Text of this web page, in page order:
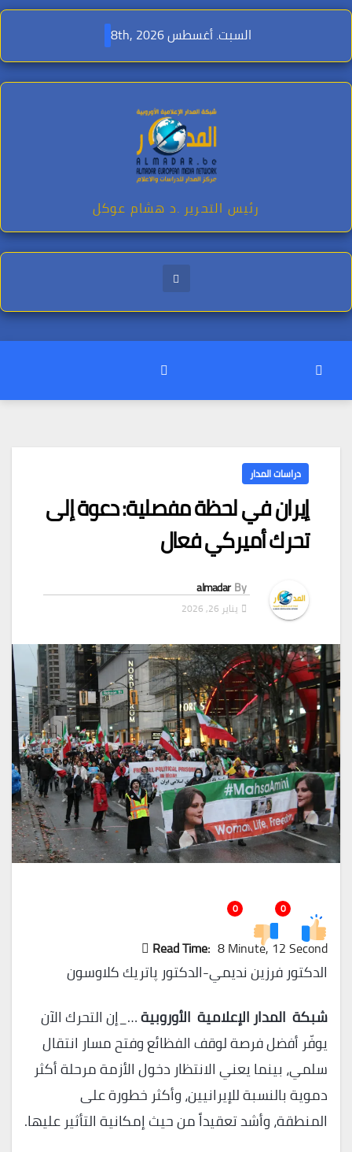
Skip
content
السبت. أغسطس 8th, 2026
رئيس التحرير .د هشام عوكل
دراسات المدار
إيران في لحظة مفصلية: دعوة إلى
تحرك أميركي فعال
By
almadar
يناير 26, 2026
0
0
Read Time: 8 Minute, 12 Second
الدكتور فرزين نديمي-الدكتور پاتريك كلاوسون
شبكة المدار الإعلامية الأوروبية…_إن التحرك الآن
يوفّر أفضل فرصة لوقف الفظائع وفتح مسار انتقال
سلمي، بينما يعني الانتظار دخول الأزمة مرحلة أكثر
دموية بالنسبة للإيرانيين، وأكثر خطورة على
المنطقة، وأشد تعقيداً من حيث إمكانية التأثير عليها.